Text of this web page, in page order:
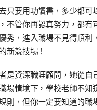
只要用功讀書，多少都可
不管你再認真努力，都有
秀，進入職場不見得順利
新競技場！
是資深職涯顧問，她從自
場情境下，學校老師不知
則，但你一定要知道的職